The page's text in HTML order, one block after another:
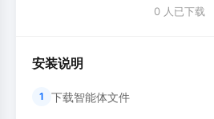
0 人已下载
安装说明
1 下载智能体文件